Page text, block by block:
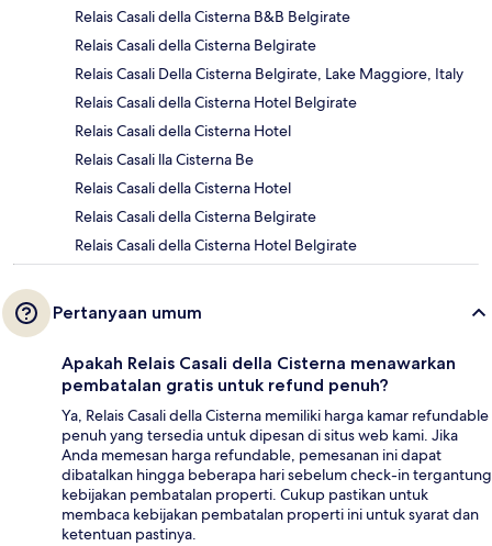
Relais Casali della Cisterna B&B Belgirate
Relais Casali della Cisterna Belgirate
Relais Casali Della Cisterna Belgirate, Lake Maggiore, Italy
Relais Casali della Cisterna Hotel Belgirate
Relais Casali della Cisterna Hotel
Relais Casali lla Cisterna Be
Relais Casali della Cisterna Hotel
Relais Casali della Cisterna Belgirate
Relais Casali della Cisterna Hotel Belgirate
Pertanyaan umum
Apakah Relais Casali della Cisterna menawarkan
pembatalan gratis untuk refund penuh?
Ya, Relais Casali della Cisterna memiliki harga kamar refundable
penuh yang tersedia untuk dipesan di situs web kami. Jika
Anda memesan harga refundable, pemesanan ini dapat
dibatalkan hingga beberapa hari sebelum check-in tergantung
kebijakan pembatalan properti. Cukup pastikan untuk
membaca kebijakan pembatalan properti ini untuk syarat dan
ketentuan pastinya.